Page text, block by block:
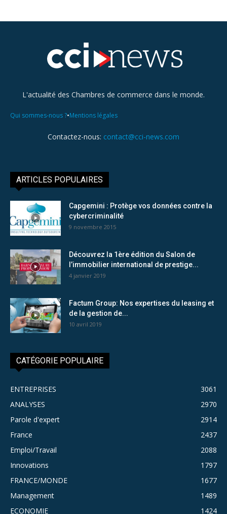
L'actualité des Chambres de commerce dans le monde.
Qui sommes-nous ?•Mentions légales
Contactez-nous: contact@cci-news.com
ARTICLES POPULAIRES
Capgemini : Protège vos données contre la
cybercriminalité
9 novembre 2015
Découvrez la 1ère édition du Salon de
l’immobilier international de prestige...
4 janvier 2019
Factum Group: Nos expertises du leasing et
de la gestion de...
10 avril 2019
CATÉGORIE POPULAIRE
ENTREPRISES
3061
ANALYSES
2970
Parole d'expert
2914
France
2437
Emploi/Travail
2088
Innovations
1797
FRANCE/MONDE
1677
Management
1489
ECONOMIE
1424